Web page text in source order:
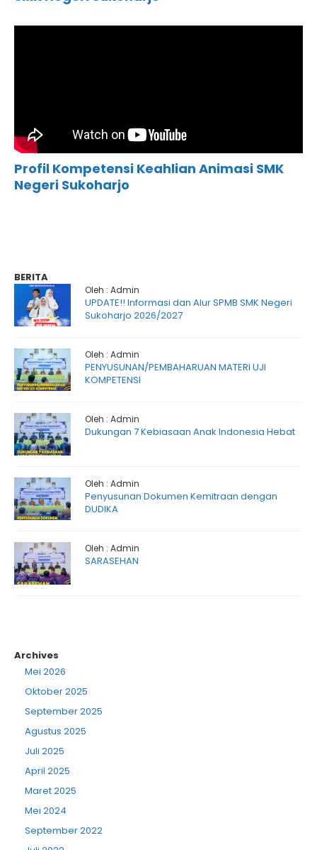
Profil Kompetensi Keahlian Animasi SMK
Negeri Sukoharjo
BERITA
Oleh : Admin
UPDATE!! Informasi dan Alur SPMB SMK Negeri
Sukoharjo 2026/2027
Oleh : Admin
PENYUSUNAN/PEMBAHARUAN MATERI UJI
KOMPETENSI
Oleh : Admin
Dukungan 7 Kebiasaan Anak Indonesia Hebat
Oleh : Admin
Penyusunan Dokumen Kemitraan dengan
DUDIKA
Oleh : Admin
SARASEHAN
Archives
Mei 2026
Oktober 2025
September 2025
Agustus 2025
Juli 2025
April 2025
Maret 2025
Mei 2024
September 2022